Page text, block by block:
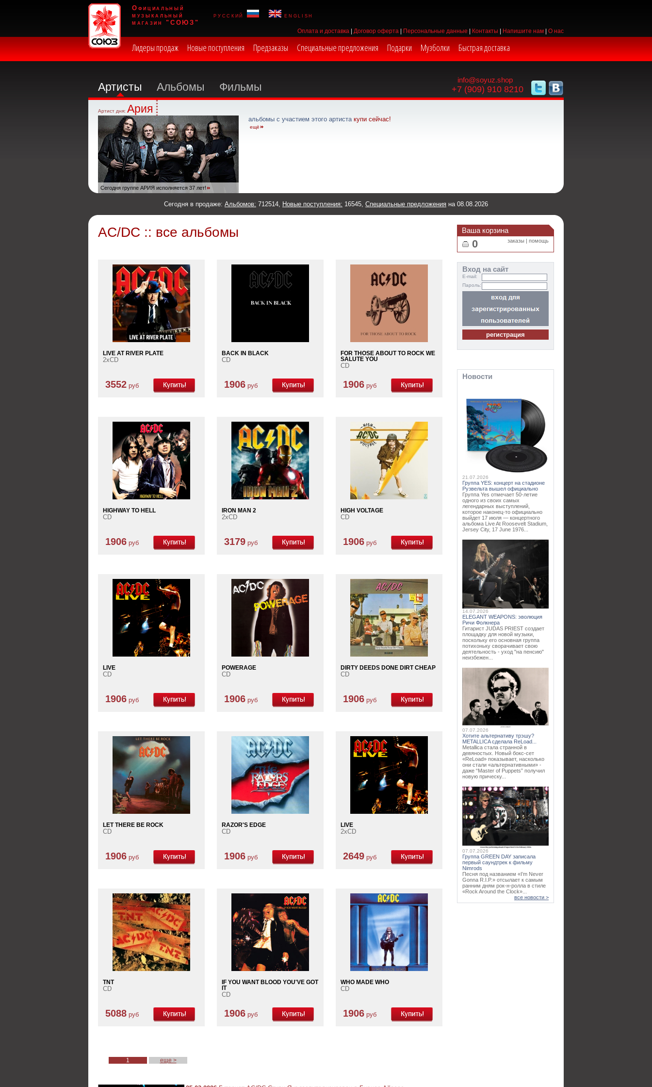
Официальный
музыкальный
магазин "СОЮЗ"
русский english
Оплата и доставка Договор оферта Персональные данные Контакты Напишите нам О нас
Лидеры продаж Новые поступления Предзаказы Специальные предложения Подарки Музболки Быстрая доставка
info@soyuz.shop
+7 (909) 910 8210
Артисты Альбомы Фильмы
Артист дня: Ария
Сегодня группе АРИЯ исполняется 37 лет!
альбомы с участием этого артиста купи сейчас!
ещё
Сегодня в продаже: Альбомов: 712514, Новые поступления: 16545, Специальные предложения на 08.08.2026
AC/DC :: все альбомы
LIVE AT RIVER PLATE
2xCD
3552 руб
BACK IN BLACK
CD
1906 руб
FOR THOSE ABOUT TO ROCK WE
SALUTE YOU
CD
1906 руб
HIGHWAY TO HELL
CD
1906 руб
IRON MAN 2
2xCD
3179 руб
HIGH VOLTAGE
CD
1906 руб
LIVE
CD
1906 руб
POWERAGE
CD
1906 руб
DIRTY DEEDS DONE DIRT CHEAP
CD
1906 руб
LET THERE BE ROCK
CD
1906 руб
RAZOR'S EDGE
CD
1906 руб
LIVE
2xCD
2649 руб
TNT
CD
5088 руб
IF YOU WANT BLOOD YOU'VE GOT
IT
CD
1906 руб
WHO MADE WHO
CD
1906 руб
1 еще >
Ваша корзина
0 заказы | помощь
Вход на сайт
E-mail:
Пароль:
Новости
21.07.2026
Группа YES: концерт на стадионе
Рузвельта вышел официально
Группа Yes отмечает 50-летие
одного из своих самых
легендарных выступлений,
которое наконец-то официально
выйдет 17 июля — концертного
альбома Live At Roosevelt Stadium,
Jersey City, 17 June 1976...
14.07.2026
ELEGANT WEAPONS: эволюция
Ричи Фолкнера
Гитарист JUDAS PRIEST создает
площадку для новой музыки,
поскольку его основная группа
потихоньку сворачивает свою
деятельность - уход "на пенсию"
неизбежен...
07.07.2026
Хотите альтернативу трэшу?
METALLICA сделала ReLoad...
Metallica стала странной в
девяностых. Новый бокс-сет
«ReLoad» показывает, насколько
они стали «альтернативными» -
даже “Master of Puppets” получил
новую прическу...
07.07.2026
Группа GREEN DAY записала
первый саундтрек к фильму
Nimrods
Песня под названием «I’m Never
Gonna R.I.P.» отсылает к самым
ранним дням рок-н-ролла в стиле
«Rock Around the Clock»...
все новости >